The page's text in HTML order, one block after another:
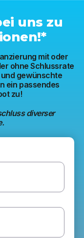
uns zu
mit oder
ohne Schlussrate
gewünschte
ein passendes
zu!
diverser